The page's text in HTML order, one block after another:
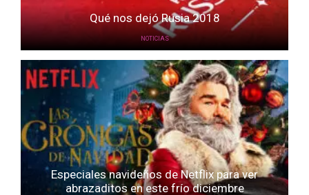
Qué nos dejó Rusia 2018
NOTICIAS
Especiales navideños de Netflix para ver
abrazaditos en este frío diciembre